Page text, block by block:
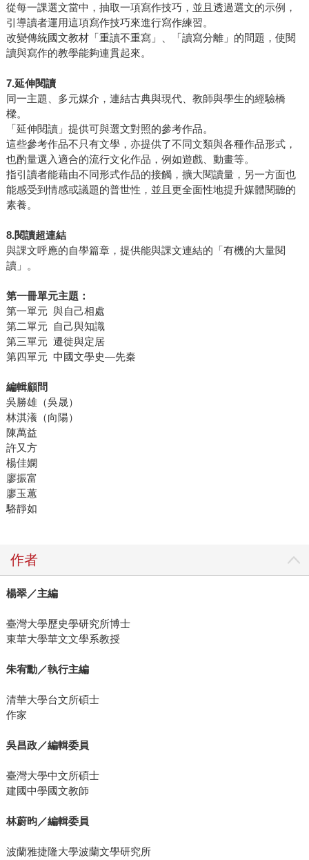
從每一課選文當中，抽取一項寫作技巧，並且透過選文的示例，
引導讀者運用這項寫作技巧來進行寫作練習。
改變傳統國文教材「重讀不重寫」、「讀寫分離」的問題，使閱
讀與寫作的教學能夠連貫起來。
7.延伸閱讀
同一主題、多元媒介，連結古典與現代、教師與學生的經驗橋
樑。
「延伸閱讀」提供可與選文對照的參考作品。
這些參考作品不只有文學，亦提供了不同文類與各種作品形式，
也酌量選入適合的流行文化作品，例如遊戲、動畫等。
指引讀者能藉由不同形式作品的接觸，擴大閱讀量，另一方面也
能感受到情感或議題的普世性，並且更全面性地提升媒體閱聽的
素養。
8.閱讀超連結
與課文呼應的自學篇章，提供能與課文連結的「有機的大量閱
讀」。
第一冊單元主題：
第一單元 與自己相處
第二單元 自己與知識
第三單元 遷徙與定居
第四單元 中國文學史—先秦
編輯顧問
吳勝雄（吳晟）
林淇瀁（向陽）
陳萬益
許又方
楊佳嫻
廖振富
廖玉蕙
駱靜如
作者
楊翠／主編
臺灣大學歷史學研究所博士
東華大學華文文學系教授
朱宥勳／執行主編
清華大學台文所碩士
作家
吳昌政／編輯委員
臺灣大學中文所碩士
建國中學國文教師
林蔚昀／編輯委員
波蘭雅捷隆大學波蘭文學研究所